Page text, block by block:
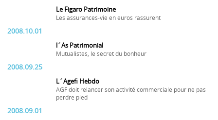
Le Figaro Patrimoine
Les assurances-vie en euros rassurent
2008.10.01
l´As Patrimonial
Mutualistes, le secret du bonheur
2008.09.25
L´Agefi Hebdo
AGF doit relancer son activité commerciale pour ne pas
perdre pied
2008.09.01